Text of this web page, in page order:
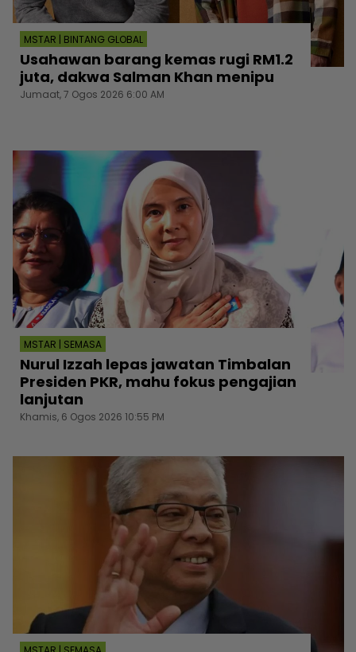
MSTAR | BINTANG GLOBAL
Usahawan barang kemas rugi RM1.2
juta, dakwa Salman Khan menipu
Jumaat, 7 Ogos 2026 6:00 AM
MSTAR | SEMASA
Nurul Izzah lepas jawatan Timbalan
Presiden PKR, mahu fokus pengajian
lanjutan
Khamis, 6 Ogos 2026 10:55 PM